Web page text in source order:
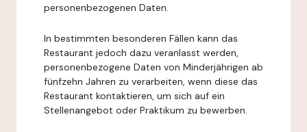
personenbezogenen Daten.
In bestimmten besonderen Fällen kann das
Restaurant jedoch dazu veranlasst werden,
personenbezogene Daten von Minderjährigen ab
fünfzehn Jahren zu verarbeiten, wenn diese das
Restaurant kontaktieren, um sich auf ein
Stellenangebot oder Praktikum zu bewerben.